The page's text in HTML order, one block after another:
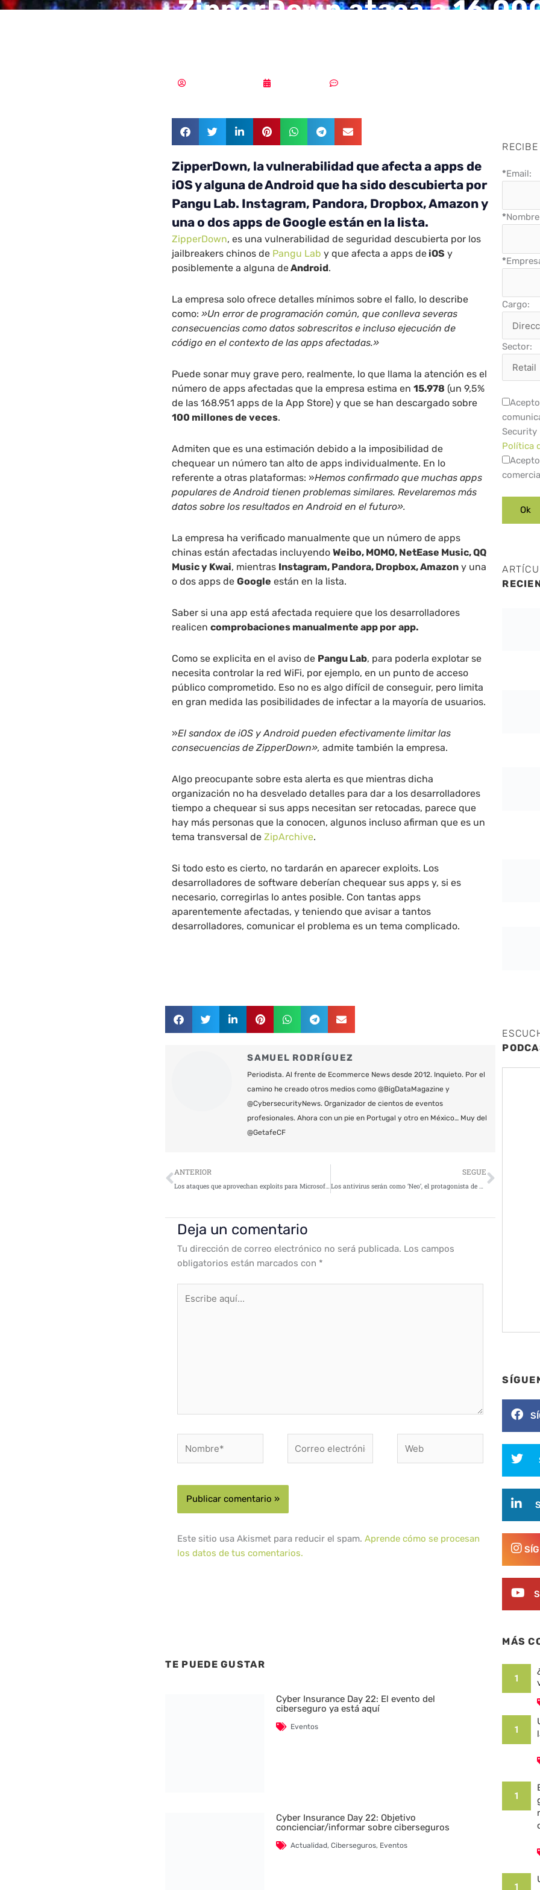
ZipperDown ataca a
ZipperDown, la vulnerabilidad que afecta a apps de
iOS y alguna de Android que ha sido descubierta por
Pangu Lab. Instagram, Pandora, Dropbox, Amazon y
una o dos apps de Google están en la lista.
ZipperDown, es una vulnerabilidad de seguridad descubierta por los
jailbreakers chinos de Pangu Lab y que afecta a apps de iOS y
posiblemente a alguna deAndroid.
La empresa solo ofrece detalles mínimos sobre el fallo, lo describe
como:»Un error de programación común, que conlleva severas
consecuencias como datos sobrescritos e incluso ejecución de
código en el contexto de las apps afectadas.»
Puede sonar muy grave pero, realmente, lo que llama la atención es el
número de apps afectadas que la empresa estima en15.978 (un 9,5%
de las 168.951 apps de la App Store) y que se han descargado sobre
100 millones de veces.
Admiten que es una estimación debido a la imposibilidad de
chequear un número tan alto de apps individualmente. En lo
referente a otras plataformas: »Hemos confirmado que muchas apps
populares de Android tienen problemas similares. Revelaremos más
datos sobre los resultados en Android en el futuro».
La empresa ha verificado manualmente que un número de apps
chinas están afectadas incluyendoWeibo, MOMO, NetEase Music, QQ
Music y Kwai, mientras Instagram, Pandora, Dropbox, Amazon y una
o dos apps deGoogle están en la lista.
Saber si una app está afectada requiere que los desarrolladores
realicencomprobaciones manualmente app por app.
Como se explicita en el aviso de Pangu Lab, para poderla explotar se
necesita controlar la red WiFi, por ejemplo, en un punto de acceso
público comprometido. Eso no es algo difícil de conseguir, pero limita
en gran medida las posibilidades de infectar a la mayoría de usuarios.
»El sandox de iOS y Android pueden efectivamente limitar las
consecuencias de ZipperDown», admite también la empresa.
Algo preocupante sobre esta alerta es que mientras dicha
organización no ha desvelado detalles para dar a los desarrolladores
tiempo a chequear si sus apps necesitan ser retocadas, parece que
hay más personas que la conocen, algunos incluso afirman que es un
tema transversal deZipArchive.
Si todo esto es cierto, no tardarán en aparecer exploits. Los
desarrolladores de software deberían chequear sus apps y, si es
necesario, corregirlas lo antes posible. Con tantas apps
aparentemente afectadas, y teniendo que avisar a tantos
desarrolladores, comunicar el problema es un tema complicado.
SAMUEL RODRÍGUEZ
Periodista. Al frente de Ecommerce News desde 2012. Inquieto. Por el
camino he creado otros medios como @BigDataMagazine y
@CybersecurityNews. Organizador de cientos de eventos
profesionales. Ahora con un pie en Portugal y otro en México… Muy del
@GetafeCF
Ant
ANTERIOR
Los ataques que aprovechan exploits para Microsoft Office se cuadruplicaron a principios de 2018
SEGUE
Los antivirus serán como ‘Neo’, el protagonista de Matrix según Panda Security
Deja un comentario
Tu dirección de correo electrónico no será publicada. Los campos
obligatorios están marcados con *
aquí...
electrónico*
Este sitio usa Akismet para reducir el spam.Aprende cómo se procesan
los datos de tus comentarios.
TE PUEDE GUSTAR
Cyber Insurance Day 22: El evento del
ciberseguro ya está aquí
Eventos
Cyber Insurance Day 22: Objetivo
concienciar/informar sobre ciberseguros
Actualidad, Ciberseguros, Eventos
*Email:
*
*
Cargo:
Sector:
Security
Política
MÁS
1
1
1
1